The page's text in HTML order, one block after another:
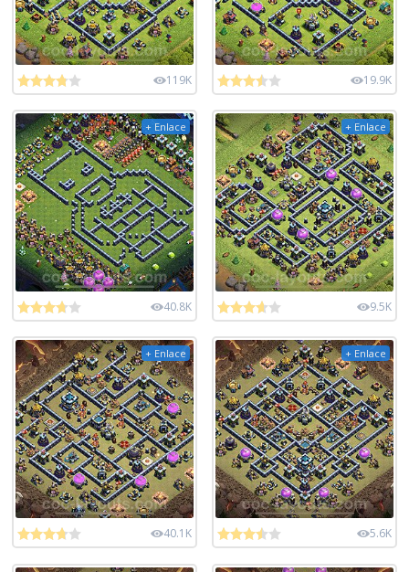
119K 19.9K
+ Enlace
40.8K
+ Enlace
9.5K
+ Enlace
40.1K
+ Enlace
5.6K